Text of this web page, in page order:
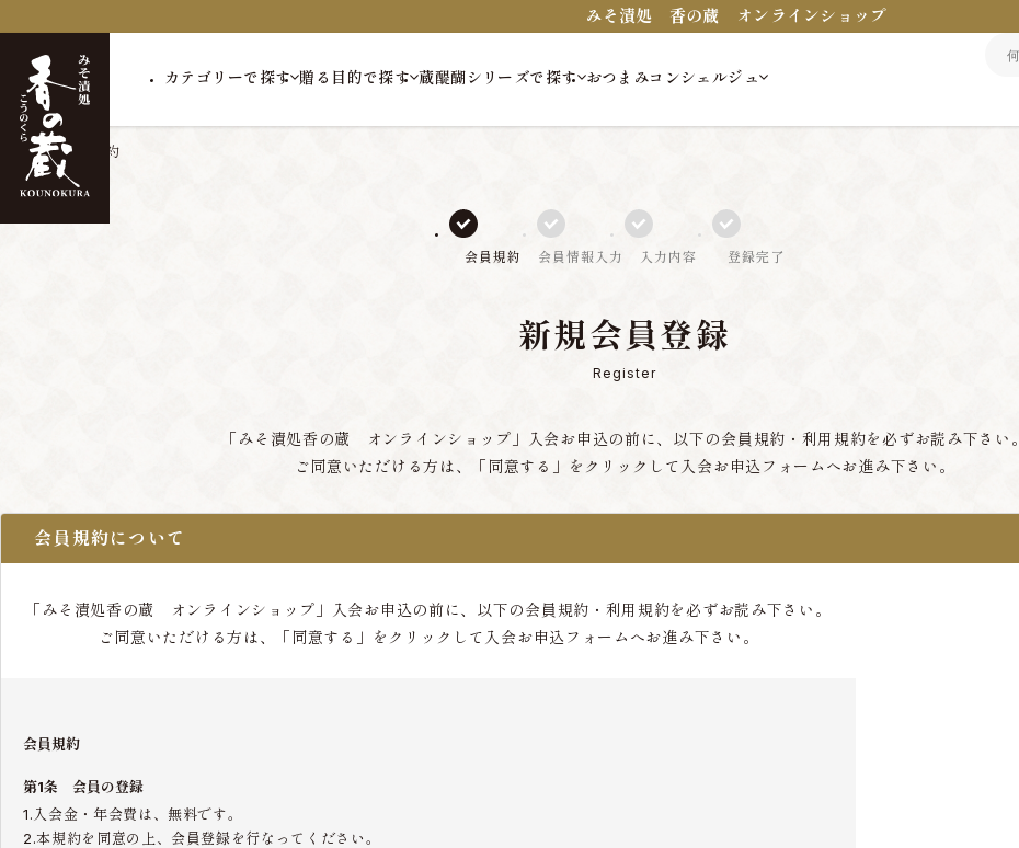
みそ漬処 香の蔵 オンラインショップ
カテゴリーで探す 贈る目的で探す 蔵醍醐シリーズで探す おつまみコンシェルジュ
トップ 会員規約
会員規約 会員情報入力 入力内容 登録完了
新規会員登録
Register
「みそ漬処香の蔵 オンラインショップ」入会お申込の前に、以下の会員規約・利用規約を必ずお読み下さい。
ご同意いただける方は、「同意する」をクリックして入会お申込フォームへお進み下さい。
会員規約について
「みそ漬処香の蔵 オンラインショップ」入会お申込の前に、以下の会員規約・利用規約を必ずお読み下さい。
ご同意いただける方は、「同意する」をクリックして入会お申込フォームへお進み下さい。
会員規約
第1条 会員の登録
1.入会金・年会費は、無料です。
2.本規約を同意の上、会員登録を行なってください。